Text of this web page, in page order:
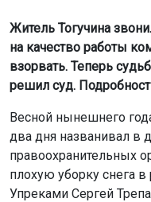
Житель Тогучина
на качество работы
взорвать. Теперь
решил суд.
Весной нынешнего
два дня названивал в
правоохранительных
плохую уборку снега
Упреками Сергей